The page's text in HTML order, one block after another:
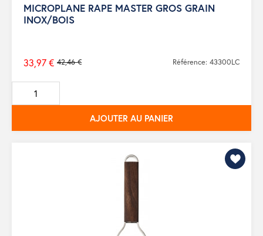
MICROPLANE RAPE MASTER GROS GRAIN
INOX/BOIS
Prix
de
base
42,46 €
33,97 € Référence: 43300LC
AJOUTER AU PANIER